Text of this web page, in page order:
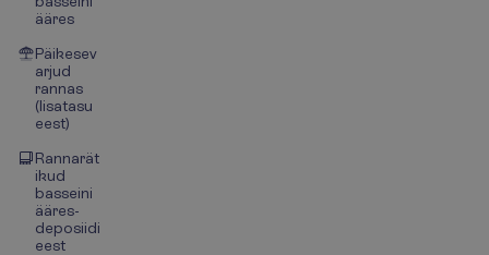
ääres
Päikesev
arjud
rannas
(lisatasu
eest)
Rannarät
ikud
basseini
ääres-
deposiidi
eest